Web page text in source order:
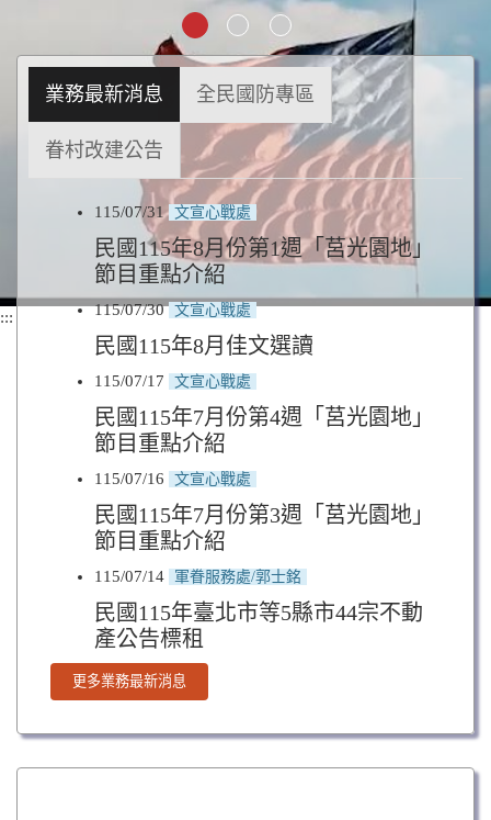
:::
業務最新消息 全民國防專區
眷村改建公告
115/07/31 文宣心戰處
民國115年8月份第1週「莒光園地」
節目重點介紹
115/07/30 文宣心戰處
民國115年8月佳文選讀
115/07/17 文宣心戰處
民國115年7月份第4週「莒光園地」
節目重點介紹
115/07/16 文宣心戰處
民國115年7月份第3週「莒光園地」
節目重點介紹
115/07/14 軍眷服務處/郭士銘
民國115年臺北市等5縣市44宗不動
產公告標租
更多業務最新消息